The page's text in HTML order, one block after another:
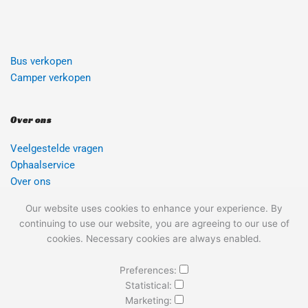
Bus verkopen
Camper verkopen
Over ons
Veelgestelde vragen
Ophaalservice
Over ons
Sitemap
Blog
AUTOINKOOP24H
Our website uses cookies to enhance your experience. By
continuing to use our website, you are agreeing to our use of
cookies. Necessary cookies are always enabled.
Preferences:
Statistical:
Marketing: